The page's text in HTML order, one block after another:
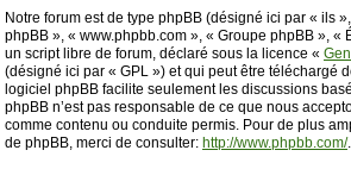
Notre forum est de type phpBB (désigné ici par « ils
phpBB », « www.phpbb.com », « Groupe phpBB », «
un script libre de forum, déclaré sous la licence «
(désigné ici par « GPL ») et qui peut être téléchargé
logiciel phpBB facilite seulement les discussions
phpBB n’est pas responsable de ce que nous
comme contenu ou conduite permis. Pour de plus
de phpBB, merci de consulter: http://www.phpbb.com/.